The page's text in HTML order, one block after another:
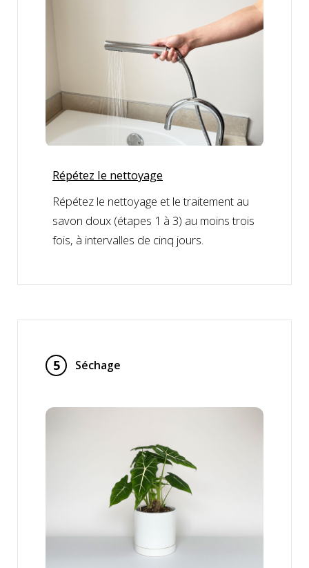
Répétez le nettoyage
Répétez le nettoyage et le traitement au
savon doux (étapes 1 à 3) au moins trois
fois, à intervalles de cinq jours.
5 Séchage